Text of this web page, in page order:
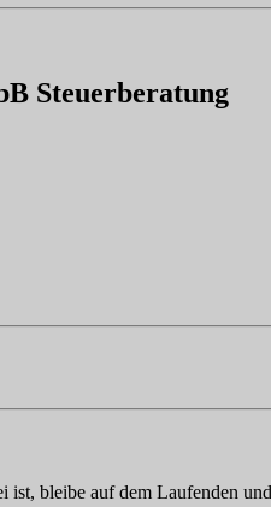
Steuerberatung
ist, bleibe auf dem Laufenden